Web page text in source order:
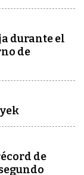
durante el
de
de